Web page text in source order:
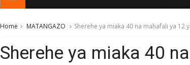
Home MATANGAZO Sherehe ya miaka 40 na mahafali ya 12
Sherehe ya miaka 40